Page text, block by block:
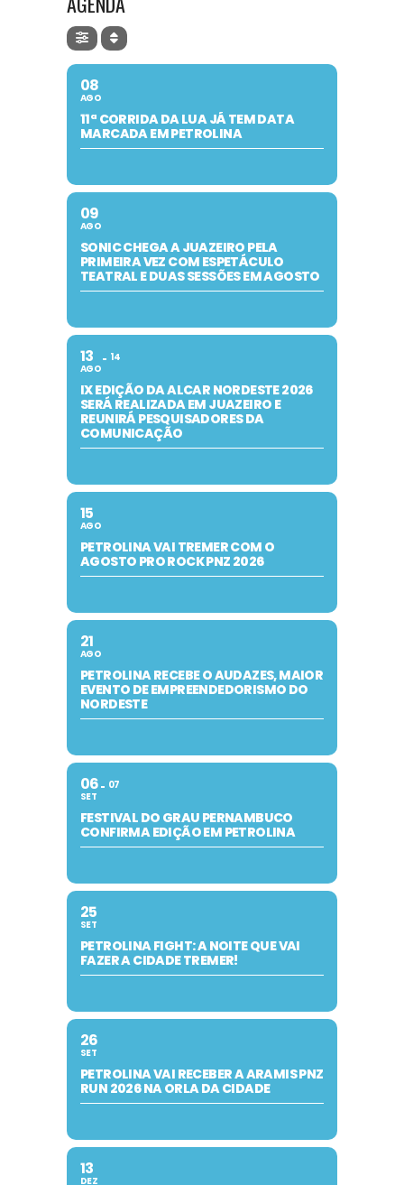
08
AGO
11ª CORRIDA DA LUA JÁ TEM DATA
MARCADA EM PETROLINA
09
AGO
SONIC CHEGA A JUAZEIRO PELA
PRIMEIRA VEZ COM ESPETÁCULO
TEATRAL E DUAS SESSÕES EM AGOSTO
13
AGO
14
IX EDIÇÃO DA ALCAR NORDESTE 2026
SERÁ REALIZADA EM JUAZEIRO E
REUNIRÁ PESQUISADORES DA
COMUNICAÇÃO
15
AGO
PETROLINA VAI TREMER COM O
AGOSTO PRO ROCK PNZ 2026
21
AGO
PETROLINA RECEBE O AUDAZES, MAIOR
EVENTO DE EMPREENDEDORISMO DO
NORDESTE
06
SET
07
FESTIVAL DO GRAU PERNAMBUCO
CONFIRMA EDIÇÃO EM PETROLINA
25
SET
PETROLINA FIGHT: A NOITE QUE VAI
FAZER A CIDADE TREMER!
26
SET
PETROLINA VAI RECEBER A ARAMIS PNZ
RUN 2026 NA ORLA DA CIDADE
13
DEZ